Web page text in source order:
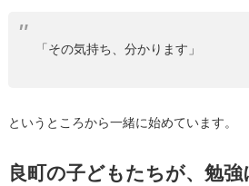
「その気持ち、分かります」
というところから一緒に始めています。
良町の子どもたちが、勉